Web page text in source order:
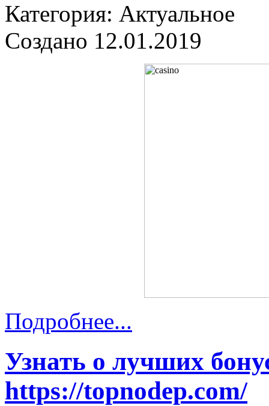
Категория: Актуальное
Создано 12.01.2019
Подробнее...
Узнать о лучших
https://topnodep.com/